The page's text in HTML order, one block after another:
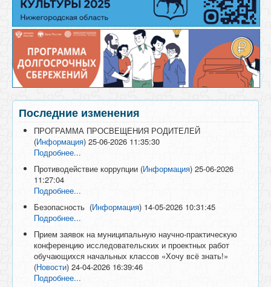
Последние изменения
ПРОГРАММА ПРОСВЕЩЕНИЯ РОДИТЕЛЕЙ
(Информация) 25-06-2026 11:35:30
Подробнее...
Противодействие коррупции (Информация) 25-06-2026
11:27:04
Подробнее...
Безопасность (Информация) 14-05-2026 10:31:45
Подробнее...
Прием заявок на муниципальную научно-практическую
конференцию исследовательских и проектных работ
обучающихся начальных классов «Хочу всё знать!»
(Новости) 24-04-2026 16:39:46
Подробнее...